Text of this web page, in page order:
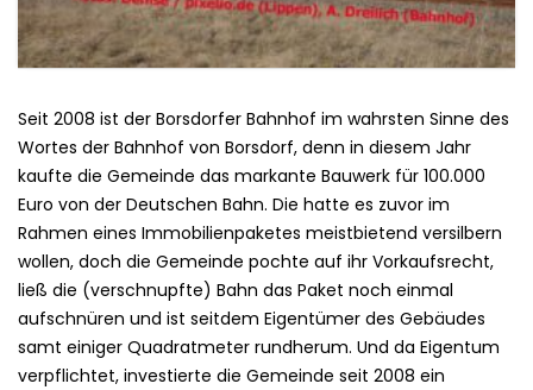
Seit 2008 ist der Borsdorfer Bahnhof im wahrsten Sinne des
Wortes der Bahnhof von Borsdorf, denn in diesem Jahr
kaufte die Gemeinde das markante Bauwerk für 100.000
Euro von der Deutschen Bahn. Die hatte es zuvor im
Rahmen eines Immobilienpaketes meistbietend versilbern
wollen, doch die Gemeinde pochte auf ihr Vorkaufsrecht,
ließ die (verschnupfte) Bahn das Paket noch einmal
aufschnüren und ist seitdem Eigentümer des Gebäudes
samt einiger Quadratmeter rundherum. Und da Eigentum
verpflichtet, investierte die Gemeinde seit 2008 ein